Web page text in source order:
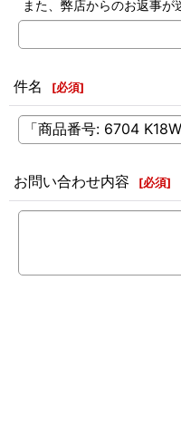
また、弊店からのお返事
件名 [必須]
お問い合わせ内容 [必須]